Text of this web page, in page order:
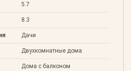
5.7
8.3
Дачи
Двухкомнатные дома
Дома с балконом